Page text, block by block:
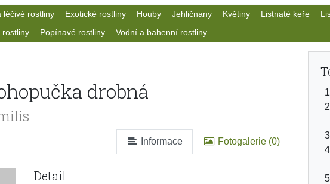
léčivé rostliny Exotické rostliny Houby Jehličnany Květiny Listnaté keře
rostliny Popínavé rostliny Vodní a bahenní rostliny
drobná
Informace Fotogalerie (0)
Detail